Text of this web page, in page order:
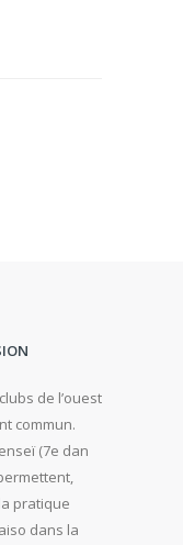
de l’ouest
commun.
(7e dan
pratique
dans la